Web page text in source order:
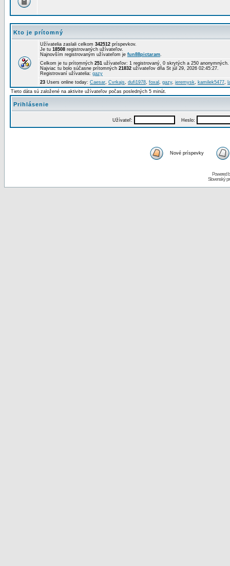
Kto je prítomný
Užívatelia zaslali celkom 342512 príspevkov.
Je tu 18508 registrovaných užívateľov.
Najnovším registrovaným užívateľom je fun88pictaram.
Celkom je tu prítomných 251 užívateľov: 1 registrovaný, 0 skrytých a 250
Najviac tu bolo súčasne prítomných 21832 užívateľov dňa St júl 29, 2026 02:45:27.
Registrovaní užívatelia: gazy
23 Users online today: Caesar, Cvrkajs, dufi1978, foxal , gazy, jeremysk, kamilek5477,
Tieto dáta sú založené na aktivite užívateľov počas posledných 5 minút.
Prihlásenie
Užívateľ: Heslo:
Nové príspevky
Powered
Slovenský